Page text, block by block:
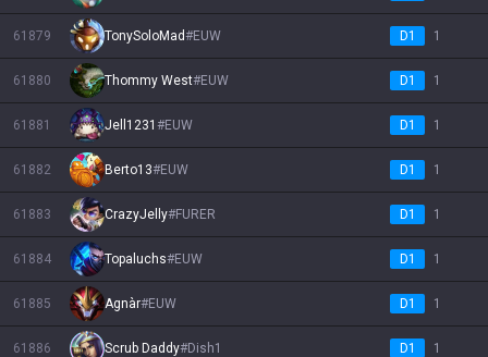
61879 TonySoloMad#EUW D1 1
61880 Thommy West#EUW D1 1
61881 Jell1231 #EUW D1 1
61882 Berto13#EUW D1 1
61883 CrazyJelly#FURER D1 1
61884 Topaluchs#EUW D1 1
61885 Agnàr#EUW D1 1
61886 Scrub Daddy#Dish1 D1 1